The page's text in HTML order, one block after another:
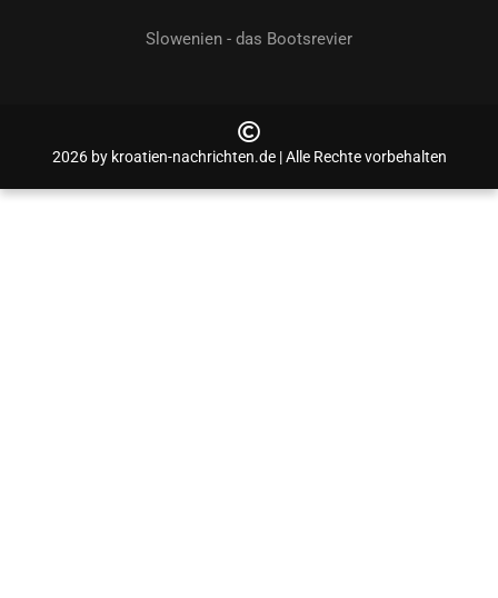
Slowenien - das Bootsrevier
2026 by kroatien-nachrichten.de | Alle Rechte vorbehalten